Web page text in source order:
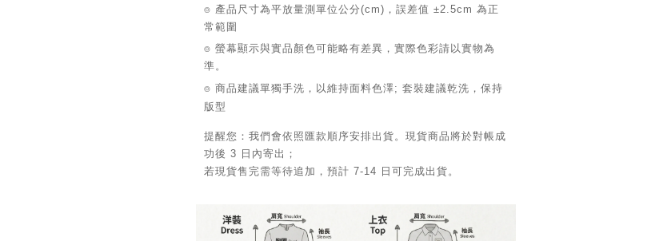
⌾ 產品尺寸為平放量測單位公分(cm)，誤差值 ±2.5cm 為正
常範圍
⌾ 螢幕顯示與實品顏色可能略有差異，實際色彩請以實物為
準。
⌾ 商品建議單獨手洗，以維持面料色澤; 套裝建議乾洗，保持
版型
提醒您：我們會依照匯款順序安排出貨。現貨商品將於對帳成
功後 3 日內寄出；
若現貨售完需等待追加，預計 7-14 日可完成出貨。